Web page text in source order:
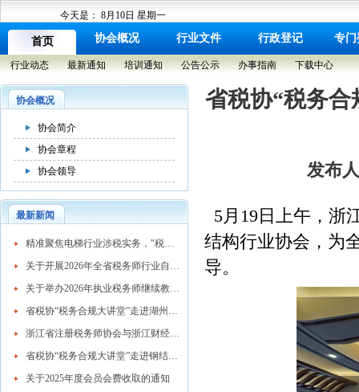
今天是： 8月10日 星期一
首页 协会概况 行业文件 行政登记 专门
行业动态 最新通知 培训通知 公告公示 办事指南 下载中心
协会概况
协会简介
协会章程
协会领导
最新新闻
​精准聚焦电梯行业涉税实务，"税务合规大讲堂"走进湖州市电梯行业协会
关于开展2026年全省税务师行业自律检查工作的通知
关于举办2026年执业税务师继续教育网络培训班的通知
省税协“税务合规大讲堂”走进湖州混凝土行业
浙江省注册税务师协会与浙江财经大学续签战略合作协议 共育高素质税务人才
省税协“税务合规大讲堂”走进钢结构行业协会精准赋能企业高质量发展
关于2025年度会员会费收取的通知
省税协“税务
发布
5月19日上午，浙
结构行业协会，为
导。